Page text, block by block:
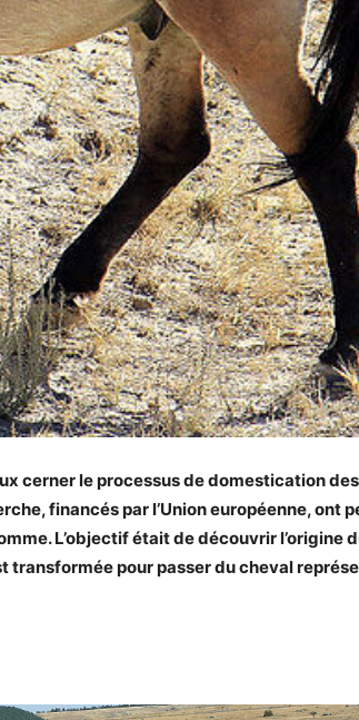
cerner le processus de domestication
financés par l’Union européenne, ont
L’objectif était de découvrir l’origine
transformée pour passer du cheval